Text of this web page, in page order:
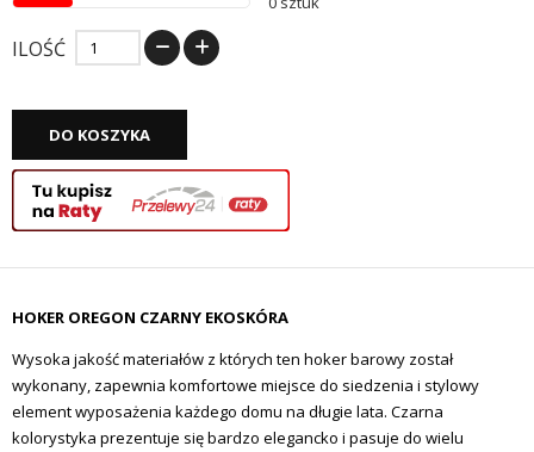
ILOŚĆ
DO KOSZYKA
HOKER OREGON CZARNY EKOSKÓRA
Wysoka jakość materiałów z których ten hoker barowy został
wykonany, zapewnia komfortowe miejsce do siedzenia i stylowy
element wyposażenia każdego domu na długie lata. Czarna
kolorystyka prezentuje się bardzo elegancko i pasuje do wielu